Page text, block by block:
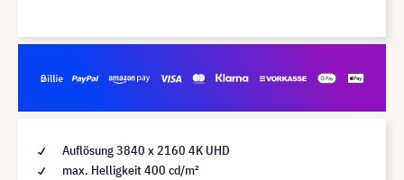
Auflösung 3840 x 2160 4K UHD
max. Helligkeit 400 cd/m²